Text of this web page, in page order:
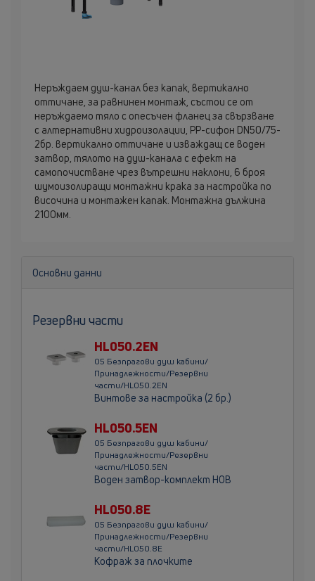
Неръждаем душ-канал без капак, вертикално
оттичане, за равнинен монтаж, състои се от
неръждаемо тяло с опесъчен фланец за свързване
с алтернативни хидроизолации, PP-сифон DN50/75-
2бр. вертикално оттичане и изваждащ се воден
затвор, тялото на душ-канала с ефект на
самопочистване чрез вътрешни наклони, 6 броя
шумоизолиращи монтажни крака за настройка по
височина и монтажен капак. Монтажна дължина
2100мм.
Основни данни
Резервни части
HL050.2EN
05 Безпрагови душ кабини/
Принадлежности/Резервни
части/HL050.2EN
Винтове за настройка (2 бр.)
HL050.5EN
05 Безпрагови душ кабини/
Принадлежности/Резервни
части/HL050.5EN
Воден затвор-комплект НОВ
HL050.8E
05 Безпрагови душ кабини/
Принадлежности/Резервни
части/HL050.8E
Кофраж за плочките